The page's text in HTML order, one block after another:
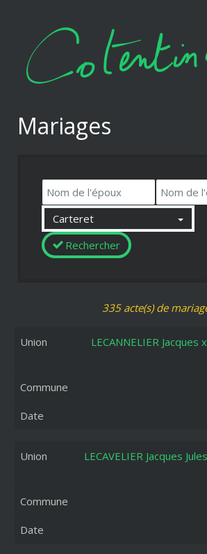
Mariages
Carteret
Rechercher
335acte(s) de
Union Commune Date
LECANNELIER Jacques
LECAVELIER Jacques